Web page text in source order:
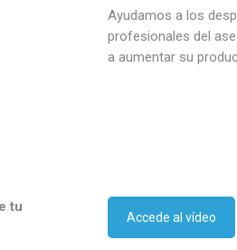
Ayudamos a los
profesionales del
a aumentar su
tu
Accede al vídeo